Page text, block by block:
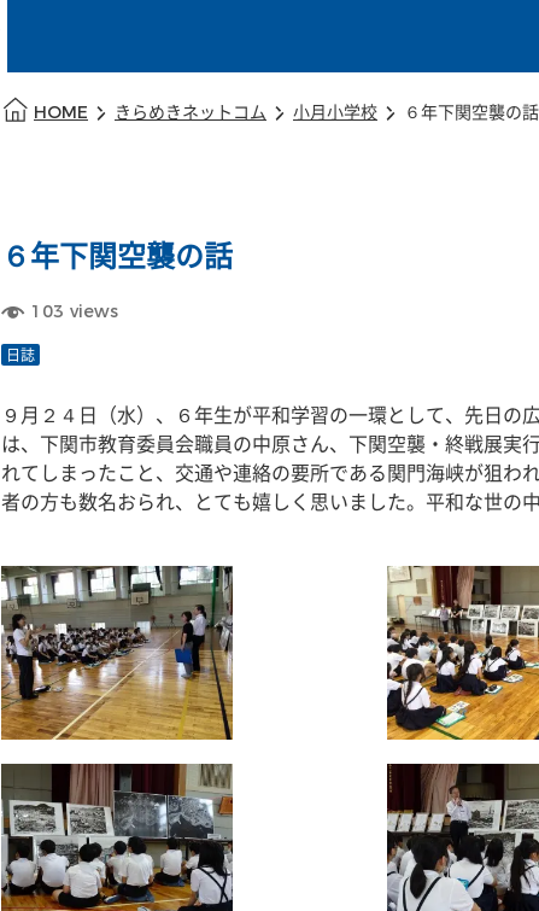
HOME きらめきネットコム 小月小学校 ６年下関空襲の話
６年下関空襲の話
103 views
日誌
９月２４日（水）、６年生が平和学習の一環として、先日
は、下関市教育委員会職員の中原さん、下関空襲・終戦展
れてしまったこと、交通や連絡の要所である関門海峡が狙
者の方も数名おられ、とても嬉しく思いました。平和な世の